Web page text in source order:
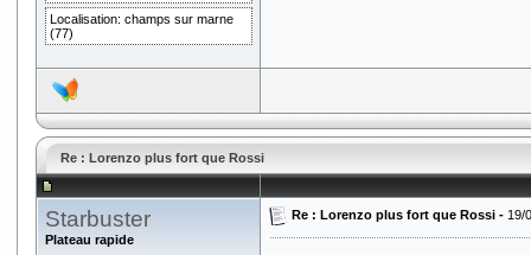
Localisation: champs sur marne
(77)
Re : Lorenzo plus fort que Rossi
Starbuster
Plateau rapide
Re : Lorenzo plus fort que Rossi - 19/